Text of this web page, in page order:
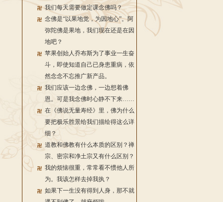
我们每天需要做定课念佛吗？
念佛是“以果地觉，为因地心”。阿
弥陀佛是果地，我们现在还是在因
地吧？
苹果创始人乔布斯为了事业一生奋
斗，即使知道自己已身患重病，依
然念念不忘推广新产品。
我们应该一边念佛，一边想着佛
恩。可是我念佛时心静不下来……
在《佛说无量寿经》里，佛为什么
要把极乐胜景给我们描绘得这么详
细？
道教和佛教有什么本质的区别？禅
宗、密宗和净土宗又有什么区别？
我的烦恼很重，常常看不惯他人所
为。我该怎样去掉我执？
如果下一生没有得到人身，那不就